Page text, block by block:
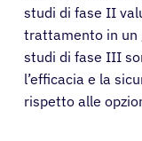
studi di fase II
trattamento in un
studi di fase III
l’efficacia e la
rispetto alle